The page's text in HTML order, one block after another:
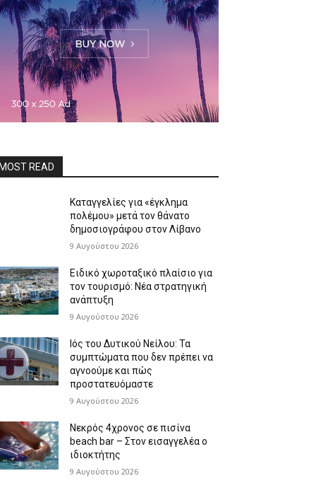
READ
Καταγγελίες για «έγκλημα
πολέμου» μετά τον θάνατο
δημοσιογράφου στον Λίβανο
9 Αυγούστου 2026
Ειδικό χωροταξικό πλαίσιο για
τον τουρισμό: Νέα στρατηγική
ανάπτυξη
9 Αυγούστου 2026
Ιός του Δυτικού Νείλου: Τα
συμπτώματα που δεν πρέπει να
αγνοούμε και πώς
προστατευόμαστε
9 Αυγούστου 2026
Νεκρός 4χρονος σε πισίνα
beach bar – Στον εισαγγελέα ο
ιδιοκτήτης
9 Αυγούστου 2026